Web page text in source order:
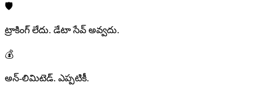
🛡️
ట్రాకింగ్ లేదు. డేటా సేవ్ అవ్వదు.
💰
అన్-లిమిటెడ్. ఎప్పటికీ.